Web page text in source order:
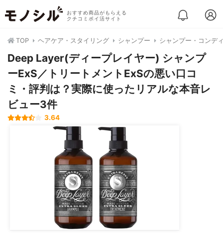
おすすめ商品がもらえる
クチコミポイ活サイト
TOP ヘアケア・スタイリング シャンプー シャンプー・コンデ
Deep Layer(ディープレイヤー) シャンプ
ーExS／トリートメントExSの悪い口コ
ミ・評判は？実際に使ったリアルな本音レ
ビュー3件
3.64